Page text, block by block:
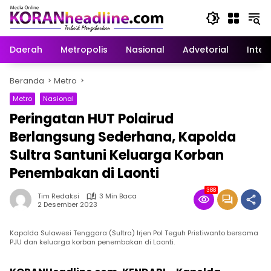
Langsung
konten
Daerah
Metropolis Nasional Advetorial
Beranda Metro
Metro Nasional
Peringatan HUT Polairud
Berlangsung Sederhana, Kapolda
Sultra Santuni Keluarga Korban
Penembakan di Laonti
Tim Redaksi
3 Min Baca
2 Desember 2023
388
Kapolda Sulawesi Tenggara (Sultra) Irjen Pol Teguh Pristiwanto bersama
PJU dan keluarga korban penembakan di Laonti.